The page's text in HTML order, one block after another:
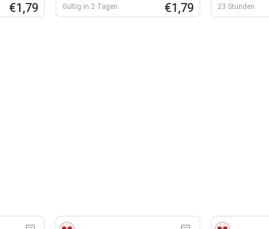
€1,79 Gültig in 2 Tagen €1,79 23 Stunden